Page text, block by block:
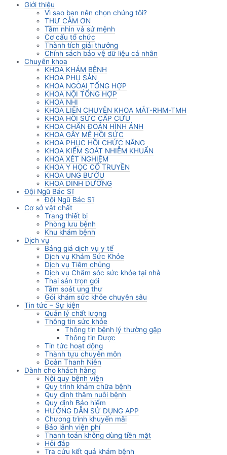
Giới thiệu
Vì sao bạn nên chọn chúng tôi?
THƯ CẢM ƠN
Tầm nhìn và sứ mệnh
Cơ cấu tổ chức
Thành tích giải thưởng
Chính sách bảo vệ dữ liệu cá nhân
Chuyên khoa
KHOA KHÁM BỆNH
KHOA PHỤ SẢN
KHOA NGOẠI TỔNG HỢP
KHOA NỘI TỔNG HỢP
KHOA NHI
KHOA LIÊN CHUYÊN KHOA MẮT-RHM-TMH
KHOA HỒI SỨC CẤP CỨU
KHOA CHẨN ĐOÁN HÌNH ẢNH
KHOA GÂY MÊ HỒI SỨC
KHOA PHỤC HỒI CHỨC NĂNG
KHOA KIỂM SOÁT NHIỄM KHUẨN
KHOA XÉT NGHIỆM
KHOA Y HỌC CỔ TRUYỀN
KHOA UNG BƯỚU
KHOA DINH DƯỠNG
Đội Ngũ Bác Sĩ
Đội Ngũ Bác Sĩ
Cơ sở vật chất
Trang thiết bị
Phòng lưu bệnh
Khu khám bệnh
Dịch vụ
Bảng giá dịch vụ y tế
Dịch vụ Khám Sức Khỏe
Dịch vụ Tiêm chủng
Dịch vụ Chăm sóc sức khỏe tại nhà
Thai sản trọn gói
Tầm soát ung thư
Gói khám sức khỏe chuyên sâu
Tin tức – Sự kiện
Quản lý chất lượng
Thông tin sức khỏe
Thông tin bệnh lý thường gặp
Thông tin Dược
Tin tức hoạt động
Thành tựu chuyên môn
Đoàn Thanh Niên
Dành cho khách hàng
Nội quy bệnh viện
Quy trình khám chữa bệnh
Quy định thăm nuôi bệnh
Quy định Bảo hiểm
HƯỚNG DẪN SỬ DỤNG APP
Chương trình khuyến mãi
Bảo lãnh viện phí
Thanh toán không dùng tiền mặt
Hỏi đáp
Tra cứu kết quả khám bệnh